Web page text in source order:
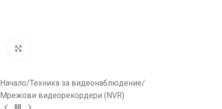
Начало/Техника за видеонаблюдение/
Мрежови видеорекордери (NVR)